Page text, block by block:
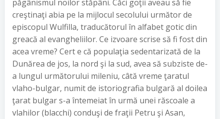
păgânismul noilor stăpâni. Căci goţii aveau să fie
creştinaţi abia pe la mijlocul secolului următor de
episcopul Wulfilla, traducătorul în alfabet gotic din
greacă al evangheliilor. Ce izvoare scrise să fi fost din
acea vreme? Cert e că populaţia sedentarizată de la
Dunărea de jos, la nord şi la sud, avea să subziste de-
a lungul următorului mileniu, câtă vreme ţaratul
vlaho-bulgar, numit de istoriografia bulgară al doilea
ţarat bulgar s-a întemeiat în urmă unei răscoale a
vlahilor (blacchi) conduşi de fraţii Petru şi Asan,